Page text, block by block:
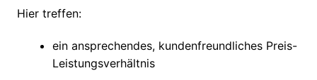
Hier treffen:
ein ansprechendes, kundenfreundliches Preis-
Leistungsverhältnis